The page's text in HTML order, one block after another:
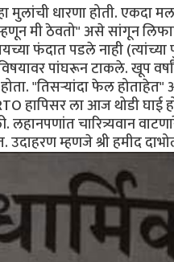
धारणा होती. एकदा
मी ठेवतो" असे सांगून
फंदात पडले नाही (त्यांच्या
पांघरून टाकले. खूप
"तिसऱ्यांदा फेल होताहेत"
हापिसर ला आज थोडी घाई
चारित्र्यवान
उदाहरण म्हणजे श्री हमीद